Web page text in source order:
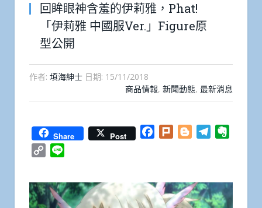
回眸眼神含羞的伊莉雅，Phat!
「伊莉雅 中國服Ver.」Figure原
型公開
作者: 填海紳士 日期: 15/11/2018
商品情報, 新聞動態, 最新消息
Share Post Facebook
Plurk BloggerTelegram
Copy